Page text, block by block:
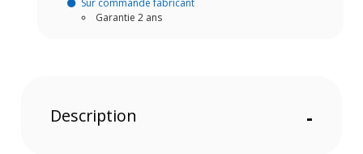
Garantie 2 ans
Description -